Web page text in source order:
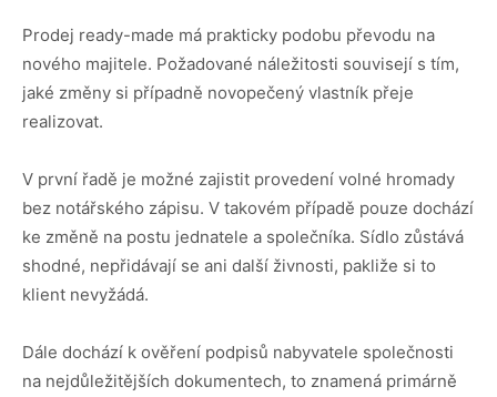
Prodej ready-made má prakticky podobu převodu na
nového majitele. Požadované náležitosti souvisejí s tím,
jaké změny si případně novopečený vlastník přeje
realizovat.
V první řadě je možné zajistit provedení volné hromady
bez notářského zápisu. V takovém případě pouze dochází
ke změně na postu jednatele a společníka. Sídlo zůstává
shodné, nepřidávají se ani další živnosti, pakliže si to
klient nevyžádá.
Dále dochází k ověření podpisů nabyvatele společnosti
na nejdůležitějších dokumentech, to znamená primárně